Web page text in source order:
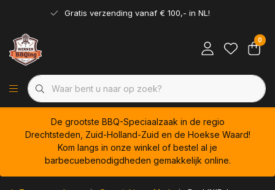
Gratis verzending vanaf € 100,- in NL!
0
De grootste BBQ-Speciaalzaak in de regio
Drechtsteden, Zuid-Holland-Zuid en de Hoekse Waard!
Kom langs in onze winkel of bestel al je
barbecuebenodigdheden gemakkelijk online.